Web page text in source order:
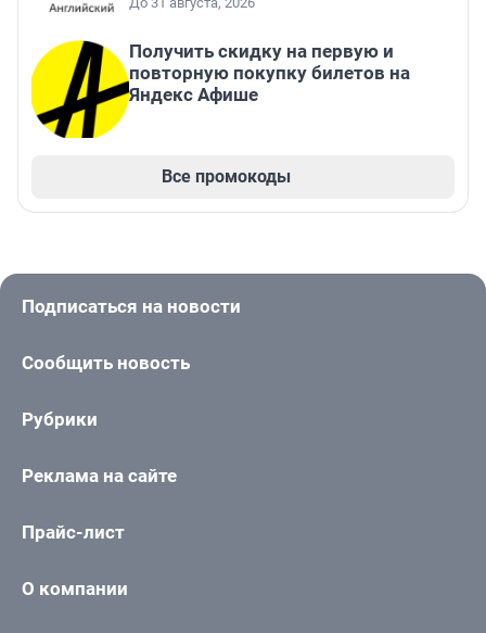
Получить скидку на первую и
повторную покупку билетов на
Яндекс Афише
Все промокоды
Подписаться на новости
Сообщить новость
Рубрики
Реклама на сайте
Прайс-лист
О компании